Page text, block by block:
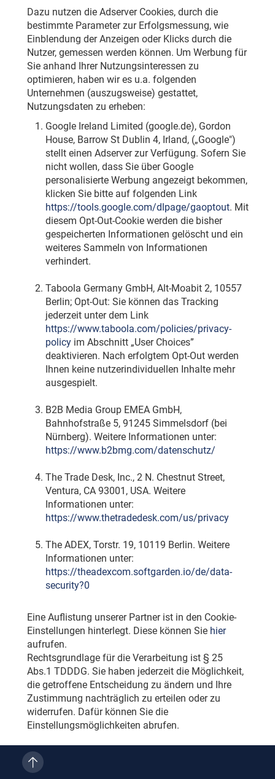
Dazu nutzen die Adserver Cookies, durch die
bestimmte Parameter zur Erfolgsmessung, wie
Einblendung der Anzeigen oder Klicks durch die
Nutzer, gemessen werden können. Um Werbung für
Sie anhand Ihrer Nutzungsinteressen zu
optimieren, haben wir es u.a. folgenden
Unternehmen (auszugsweise) gestattet,
Nutzungsdaten zu erheben:
Google Ireland Limited (google.de), Gordon
House, Barrow St Dublin 4, Irland, („Google")
stellt einen Adserver zur Verfügung. Sofern Sie
nicht wollen, dass Sie über Google
personalisierte Werbung angezeigt bekommen,
klicken Sie bitte auf folgenden Link
https://tools.google.com/dlpage/gaoptout. Mit
diesem Opt-Out-Cookie werden die bisher
gespeicherten Informationen gelöscht und ein
weiteres Sammeln von Informationen
verhindert.
Taboola Germany GmbH, Alt-Moabit 2, 10557
Berlin; Opt-Out: Sie können das Tracking
jederzeit unter dem Link
https://www.taboola.com/policies/privacy-
policyim Abschnitt „User Choices”
deaktivieren. Nach erfolgtem Opt-Out werden
Ihnen keine nutzerindividuellen Inhalte mehr
ausgespielt.
B2B Media Group EMEA GmbH,
Bahnhofstraße 5, 91245 Simmelsdorf (bei
Nürnberg). Weitere Informationen unter:
https://www.b2bmg.com/datenschutz/
The Trade Desk, Inc., 2 N. Chestnut Street,
Ventura, CA 93001, USA. Weitere
Informationen unter:
https://www.thetradedesk.com/us/privacy
The ADEX, Torstr. 19, 10119 Berlin. Weitere
Informationen unter:
https://theadexcom.softgarden.io/de/data-
security?0
Eine Auflistung unserer Partner ist in den Cookie-
Einstellungen hinterlegt. Diese können Sie hier
aufrufen.
Rechtsgrundlage für die Verarbeitung ist § 25
Abs.1 TDDDG. Sie haben jederzeit die Möglichkeit,
die getroffene Entscheidung zu ändern und Ihre
Zustimmung nachträglich zu erteilen oder zu
widerrufen. Dafür können Sie die
Einstellungsmöglichkeiten abrufen.
§ 11 Analysedienste